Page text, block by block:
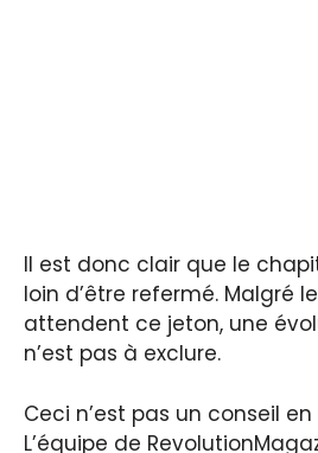
Il est donc clair que le
loin d’être refermé. Malgré
attendent ce jeton, une
n’est pas à exclure.
Ceci n’est pas un conseil
L’équipe de